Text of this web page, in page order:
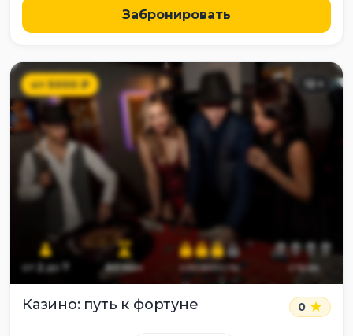
Забронировать
от5000₽ 12 +
от 2до 60мин сложность страх
Казино: путь к фортуне 0